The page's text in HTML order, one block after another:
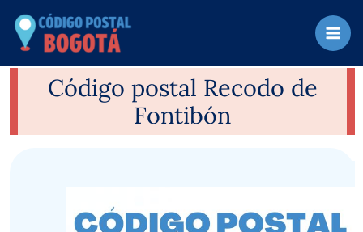
contenido
Código postal Recodo de
Fontibón